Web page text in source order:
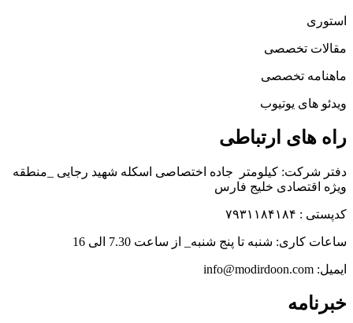
استوری
مقالات تخصصی
ماهنامه تخصصی
ویدئو های یوتیوب
راه های ارتباطی
دفتر شرکت: کیلومتر جاده اختصاصی اسکله شهید رجایی _منطقه
ویژه اقتصادی خلیج فارس
کدپستی : ۷۹۳۱۱۸۴۱۸۴
ساعات کاری: شنبه تا پنج شنبه_ از ساعت 7.30 الی 16
ایمیل: info@modirdoon.com
خبرنامه